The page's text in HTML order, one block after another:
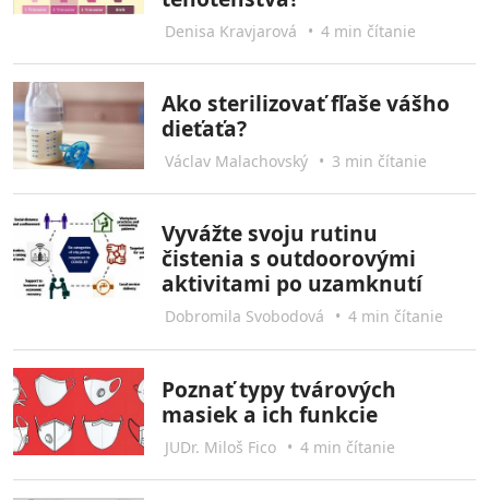
Denisa Kravjarová • 4 min čítanie
Ako sterilizovať fľaše vášho
dieťaťa?
Václav Malachovský • 3 min čítanie
Vyvážte svoju rutinu
čistenia s outdoorovými
aktivitami po uzamknutí
Dobromila Svobodová • 4 min čítanie
Poznať typy tvárových
masiek a ich funkcie
JUDr. Miloš Fico • 4 min čítanie